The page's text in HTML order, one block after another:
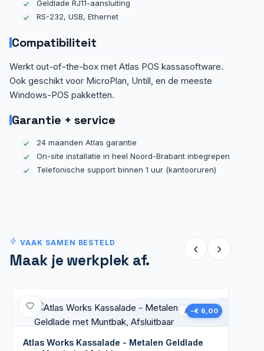
Geldlade RJ11-aansluiting
RS-232, USB, Ethernet
Compatibiliteit
Werkt out-of-the-box met Atlas POS kassasoftware.
Ook geschikt voor MicroPlan, Untill, en de meeste
Windows-POS pakketten.
Garantie + service
24 maanden Atlas garantie
On-site installatie in heel Noord-Brabant inbegrepen
Telefonische support binnen 1 uur (kantooruren)
VAAK SAMEN BESTELD
Maak je werkplek af.
‹ ›
A-grade
−€ 6,00
Atlas Works Kassalade - Metalen Geldlade